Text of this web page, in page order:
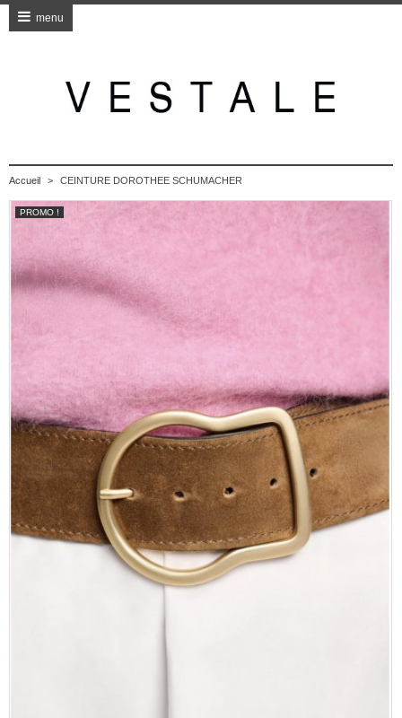
menu
Accueil > CEINTURE DOROTHEE SCHUMACHER
PROMO !